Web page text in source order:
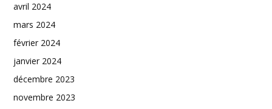
avril 2024
mars 2024
février 2024
janvier 2024
décembre 2023
novembre 2023